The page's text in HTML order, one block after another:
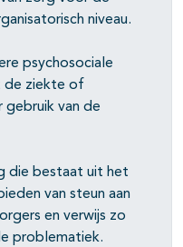
niveau.
psychosociale
de ziekte of
gebruik van de
die bestaat uit het
van steun aan
en verwijs zo
problematiek.